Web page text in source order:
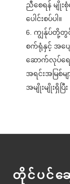
ညီစေရန် မျိုး
ပေါင်းစပ်ပါ။
6. ကျွန်ုပ်တို့
စက်ရုံနှင့် အပ
ဆောက်လုပ်ရေး
အရင်းအမြစ်မ
အမျိုးမျိုးရှိ
တိုင်ပင်ဆွေ